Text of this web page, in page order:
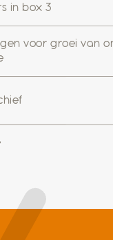
in box 3
voor groei van